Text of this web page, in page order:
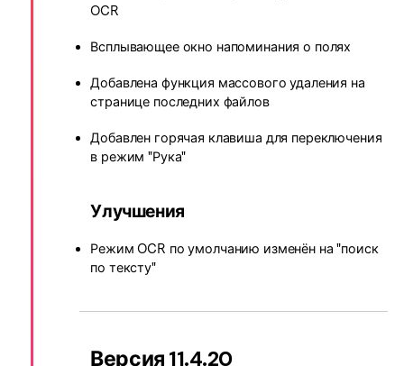
OCR
Всплывающее окно напоминания о полях
Добавлена функция массового удаления на
странице последних файлов
Добавлен горячая клавиша для переключения
в режим "Рука"
Улучшения
Режим OCR по умолчанию изменён на "поиск
по тексту"
Версия 11.4.20